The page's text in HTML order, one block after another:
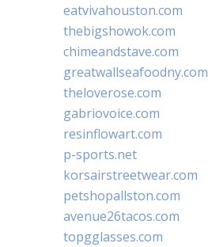
eatvivahouston.com
thebigshowok.com
chimeandstave.com
greatwallseafoodny.com
theloverose.com
gabriovoice.com
resinflowart.com
p-sports.net
korsairstreetwear.com
petshopallston.com
avenue26tacos.com
topgglasses.com